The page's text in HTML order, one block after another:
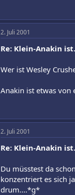
2. Juli 2001
Re: Klein-Anakin
Wer ist Wesley
Anakin ist etwas von
2. Juli 2001
Re: Klein-Anakin
Du müsstest da
konzentriert es sich
drum....*g*